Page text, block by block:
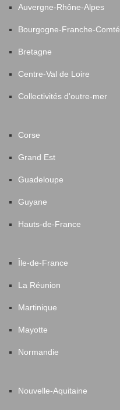
Auvergne-Rhône-Alpes
Bourgogne-Franche-Comté
Bretagne
Centre-Val de Loire
Collectivités d'outre-mer
Corse
Grand Est
Guadeloupe
Guyane
Hauts-de-France
Île-de-France
La Réunion
Martinique
Mayotte
Normandie
Nouvelle-Aquitaine